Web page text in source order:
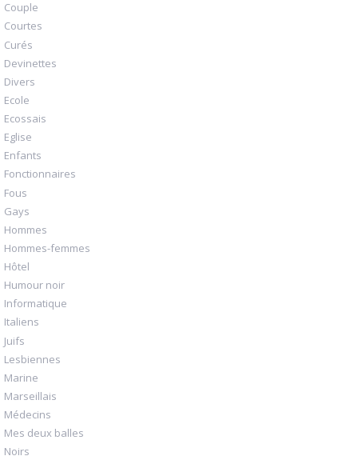
Couple
Courtes
Curés
Devinettes
Divers
Ecole
Ecossais
Eglise
Enfants
Fonctionnaires
Fous
Gays
Hommes
Hommes-femmes
Hôtel
Humour noir
Informatique
Italiens
Juifs
Lesbiennes
Marine
Marseillais
Médecins
Mes deux balles
Noirs